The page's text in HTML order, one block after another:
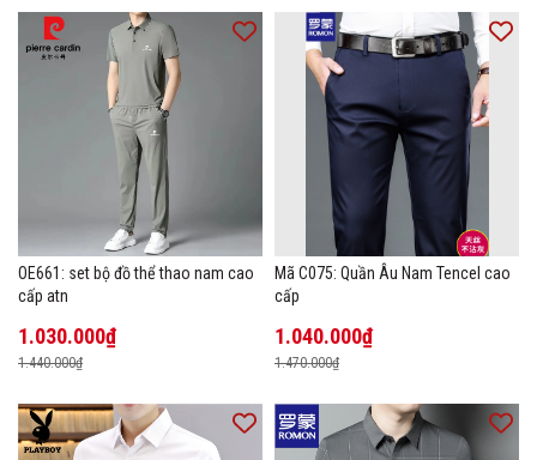
OE661: set bộ đồ thể thao nam cao
cấp atn
1.030.000₫
1.440.000₫
Mã C075: Quần Âu Nam Tencel cao
cấp
1.040.000₫
1.470.000₫